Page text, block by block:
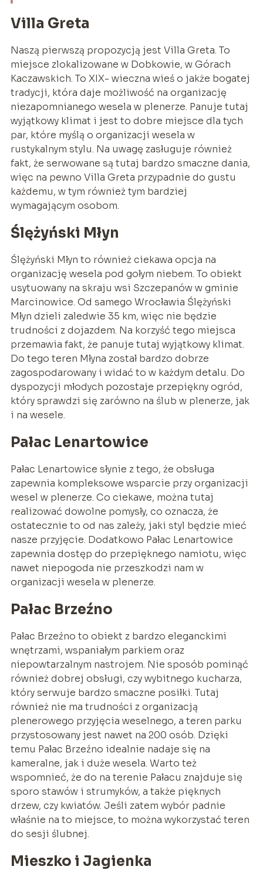
Villa Greta
Naszą pierwszą propozycją jest Villa Greta. To
miejsce zlokalizowane w Dobkowie, w Górach
Kaczawskich. To XIX- wieczna wieś o jakże bogatej
tradycji, która daje możliwość na organizację
niezapomnianego wesela w plenerze. Panuje tutaj
wyjątkowy klimat i jest to dobre miejsce dla tych
par, które myślą o organizacji wesela w
rustykalnym stylu. Na uwagę zasługuje również
fakt, że serwowane są tutaj bardzo smaczne dania,
więc na pewno Villa Greta przypadnie do gustu
każdemu, w tym również tym bardziej
wymagającym osobom.
Ślężyński Młyn
Ślężyński Młyn to również ciekawa opcja na
organizację wesela pod gołym niebem. To obiekt
usytuowany na skraju wsi Szczepanów w gminie
Marcinowice. Od samego Wrocławia Ślężyński
Młyn dzieli zaledwie 35 km, więc nie będzie
trudności z dojazdem. Na korzyść tego miejsca
przemawia fakt, że panuje tutaj wyjątkowy klimat.
Do tego teren Młyna został bardzo dobrze
zagospodarowany i widać to w każdym detalu. Do
dyspozycji młodych pozostaje przepiękny ogród,
który sprawdzi się zarówno na ślub w plenerze, jak
i na wesele.
Pałac Lenartowice
Pałac Lenartowice słynie z tego, że obsługa
zapewnia kompleksowe wsparcie przy organizacji
wesel w plenerze. Co ciekawe, można tutaj
realizować dowolne pomysły, co oznacza, że
ostatecznie to od nas zależy, jaki styl będzie mieć
nasze przyjęcie. Dodatkowo Pałac Lenartowice
zapewnia dostęp do przepięknego namiotu, więc
nawet niepogoda nie przeszkodzi nam w
organizacji wesela w plenerze.
Pałac Brzeźno
Pałac Brzeźno to obiekt z bardzo eleganckimi
wnętrzami, wspaniałym parkiem oraz
niepowtarzalnym nastrojem. Nie sposób pominąć
również dobrej obsługi, czy wybitnego kucharza,
który serwuje bardzo smaczne posiłki. Tutaj
również nie ma trudności z organizacją
plenerowego przyjęcia weselnego, a teren parku
przystosowany jest nawet na 200 osób. Dzięki
temu Pałac Brzeźno idealnie nadaje się na
kameralne, jak i duże wesela. Warto też
wspomnieć, że do na terenie Pałacu znajduje się
sporo stawów i strumyków, a także pięknych
drzew, czy kwiatów. Jeśli zatem wybór padnie
właśnie na to miejsce, to można wykorzystać teren
do sesji ślubnej.
Mieszko i Jagienka